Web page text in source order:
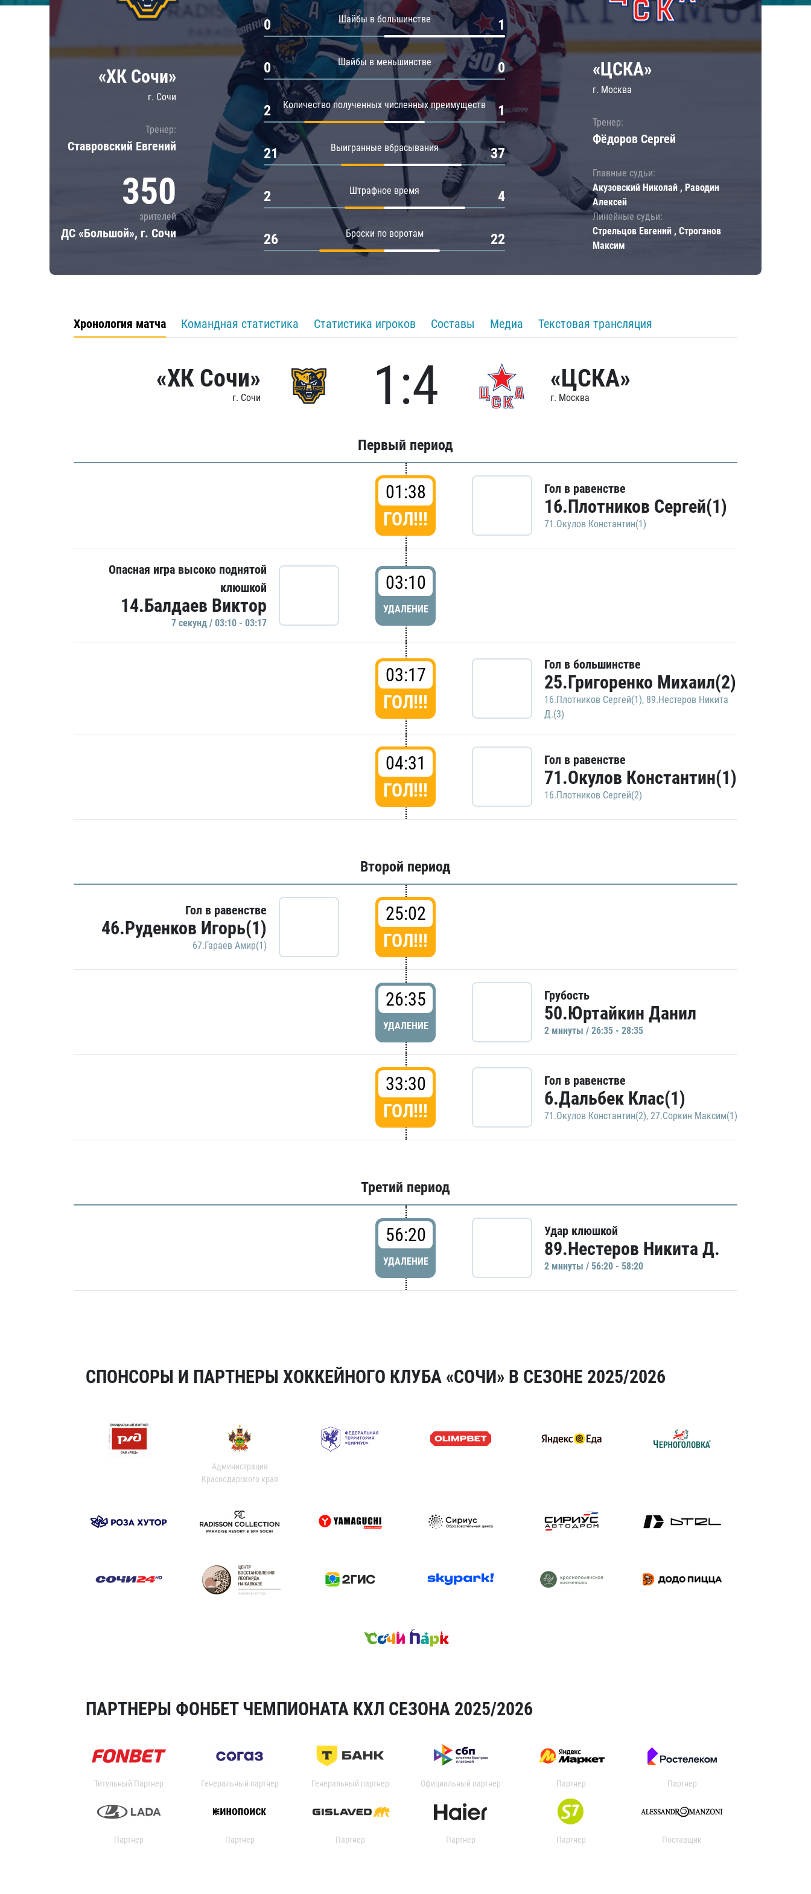
Локомотив
ЦСКА
Шанхайские Драконы
Амур
Барыс
Салават Юлаев
«ХК Сочи»
г. Сочи
Тренер:
Ставровский Евгений
350
зрителей
ДС «Большой», г. Сочи
Шайбы в большинстве
0 1
Шайбы в меньшинстве
0 0
Количество полученных численных преимуществ
2 1
Выигранные вбрасывания
21 37
Штрафное время
2 4
Броски по воротам
26 22
«ЦСКА»
г. Москва
Тренер:
Фёдоров Сергей
Главные судьи:
Акузовский Николай , Раводин
Алексей
Линейные судьи:
Стрельцов Евгений , Строганов
Максим
Хронология матча Командная статистика Статистика игроков Составы Медиа Текстовая трансляция
«ХК Сочи»
г. Сочи 1:4 «ЦСКА»
г. Москва
Первый период
01:38
ГОЛ!!!
Гол в равенстве
16.Плотников Сергей(1)
71.Окулов Константин(1)
Опасная игра высоко поднятой
клюшкой
14.Балдаев Виктор
7 секунд / 03:10 - 03:17
03:10
УДАЛЕНИЕ
03:17
ГОЛ!!!
Гол в большинстве
25.Григоренко Михаил(2)
16.Плотников Сергей(1), 89.Нестеров Никита
Д.(3)
04:31
ГОЛ!!!
Гол в равенстве
71.Окулов Константин(1)
16.Плотников Сергей(2)
Второй период
Гол в равенстве
46.Руденков Игорь(1)
67.Гараев Амир(1)
25:02
ГОЛ!!!
26:35
УДАЛЕНИЕ
Грубость
50.Юртайкин Данил
2 минуты / 26:35 - 28:35
33:30
ГОЛ!!!
Гол в равенстве
6.Дальбек Клас(1)
71.Окулов Константин(2), 27.Соркин Максим(1)
Третий период
56:20
УДАЛЕНИЕ
Удар клюшкой
89.Нестеров Никита Д.
2 минуты / 56:20 - 58:20
СПОНСОРЫ И ПАРТНЕРЫ ХОККЕЙНОГО КЛУБА «СОЧИ» В СЕЗОНЕ 2025/2026
Администрация
Краснодарского края
ПАРТНЕРЫ ФОНБЕТ ЧЕМПИОНАТА КХЛ СЕЗОНА 2025/2026
Титульный Партнер Генеральный партнер Генеральный партнер Официальный партнер Партнер Партнер
Партнер Партнер Партнер Партнер Партнер Поставщик